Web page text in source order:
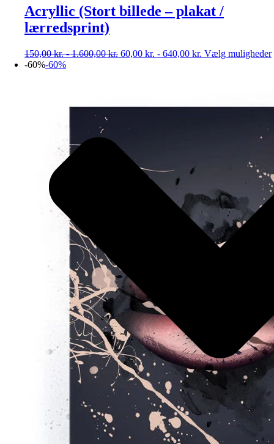
Acryllic (Stort billede – plakat /
lærredsprint)
150,00kr.-1.600,00kr. 60,00 kr. - 640,00 kr. Vælg muligheder
-60%-60%